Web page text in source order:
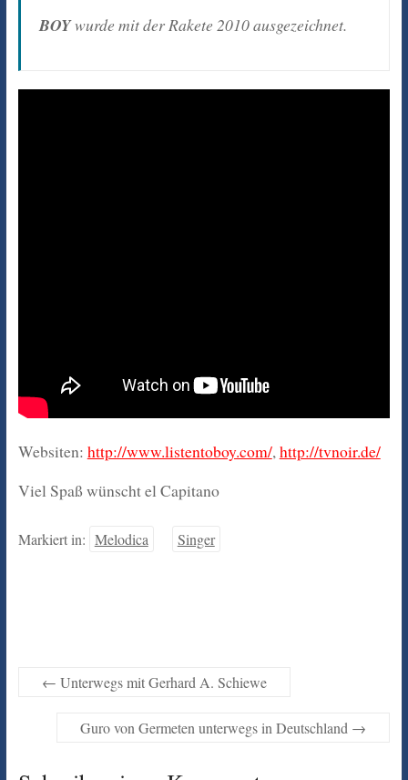
BOYwurde mit der Rakete 2010 ausgezeichnet.
Websiten: http://www.listentoboy.com/,http://tvnoir.de/
Viel Spaß wünscht el Capitano
Markiert in: Melodica Singer
← Unterwegs mit Gerhard A. Schiewe
Guro von Germeten unterwegs in Deutschland →